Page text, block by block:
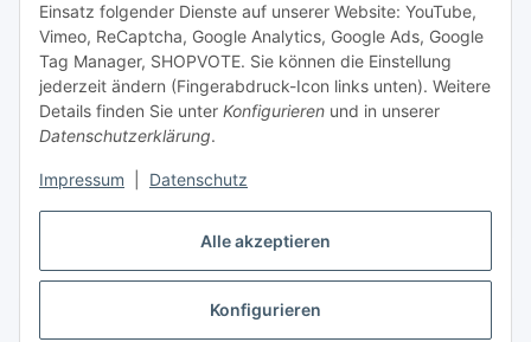
Alle akzeptieren
Konfigurieren
Einsatz folgender Dienste auf unserer Website: YouTube,
Vimeo, ReCaptcha, Google Analytics, Google Ads, Google
Tag Manager, SHOPVOTE. Sie können die Einstellung
jederzeit ändern (Fingerabdruck-Icon links unten). Weitere
Details finden Sie unter Konfigurieren und in unserer
Datenschutzerklärung.
Impressum Datenschutz
Newsletter Abonnieren
Bitte senden Sie mir entsprechend Ihrer
Datenschutzerklärungregelmäßig und jederzeit widerruflich
Abonnieren
Newsletter Abonnieren
Vertrag widerrufen